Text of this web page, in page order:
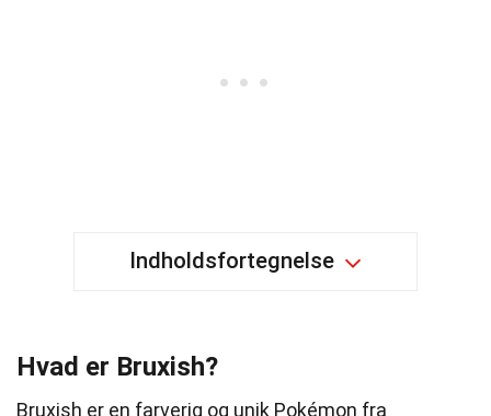
Indholdsfortegnelse
Hvad er Bruxish?
Bruxish er en farverig og unik Pokémon fra